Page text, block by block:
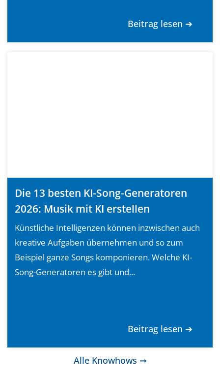
Beitrag lesen ➔
Die 13 besten KI-Song-Generatoren
2026: Musik mit KI erstellen
Künstliche Intelligenzen können inzwischen auch
kreative Aufgaben übernehmen und so zum
Beispiel ganze Songs komponieren. Welche KI-
Song-Generatoren es gibt und...
Beitrag lesen ➔
Alle Knowhows ➞